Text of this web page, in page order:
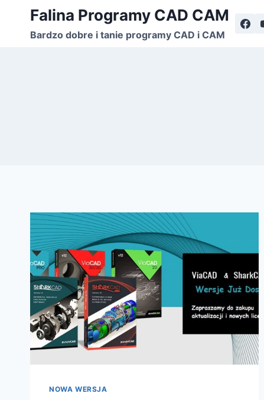
PrzejdźFalina Programy CAD CAM
Bardzo dobre i tanie programy CAD i CAM
NOWA WERSJA